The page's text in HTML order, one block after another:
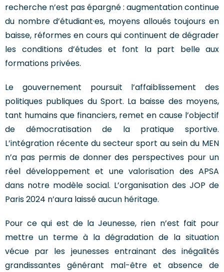
recherche n’est pas épargné : augmentation continue
du nombre d’étudiant·es, moyens alloués toujours en
baisse, réformes en cours qui continuent de dégrader
les conditions d’études et font la part belle aux
formations privées.
Le gouvernement poursuit l’affaiblissement des
politiques publiques du Sport. La baisse des moyens,
tant humains que financiers, remet en cause l’objectif
de démocratisation de la pratique sportive.
L’intégration récente du secteur sport au sein du MEN
n’a pas permis de donner des perspectives pour un
réel développement et une valorisation des APSA
dans notre modèle social. L’organisation des JOP de
Paris 2024 n’aura laissé aucun héritage.
Pour ce qui est de la Jeunesse, rien n’est fait pour
mettre un terme à la dégradation de la situation
vécue par les jeunesses entrainant des inégalités
grandissantes générant mal-être et absence de